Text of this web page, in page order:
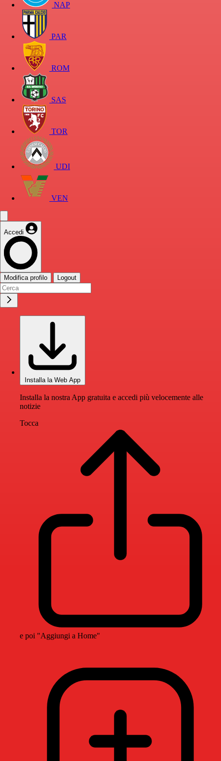
NAP
PAR
ROM
SAS
TOR
UDI
VEN
Accedi
Modifica profilo Logout
Installa la Web App
Installa la nostra App gratuita e accedi più velocemente alle
notizie
Tocca
e poi "Aggiungi a Home"